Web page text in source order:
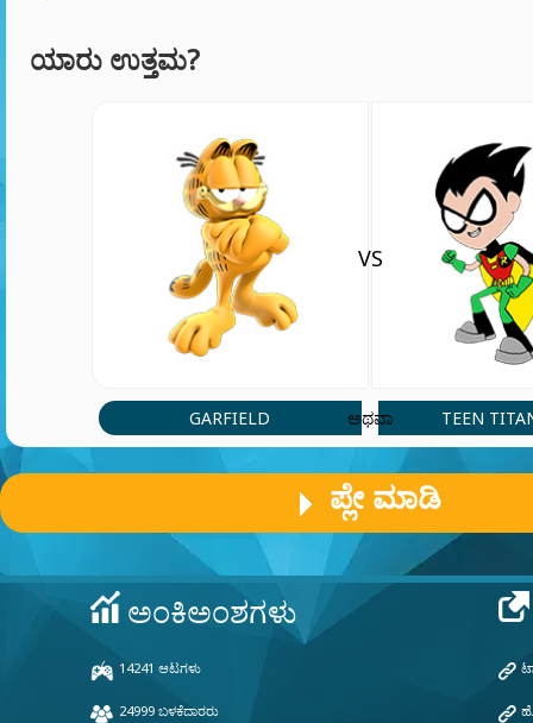
ಯಾರು ಉತ್ತಮ?
GARFIELD
VS
ಅಥವಾ TEEN
ಪ್ಲೇ ಮಾಡಿ